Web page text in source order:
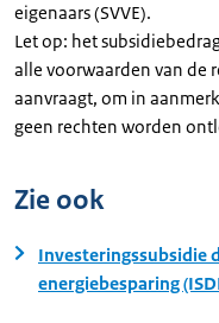
eigenaars (SVVE).
Let op: het
alle voorwaarden van de
aanvraagt, om in
geen rechten worden
Zie ook
Investeringssubsidie
energiebesparing